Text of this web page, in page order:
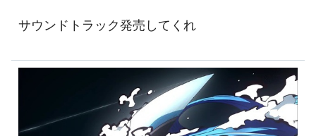
サウンドトラック発売してくれ